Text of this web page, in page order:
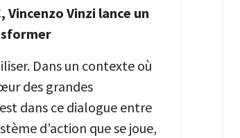
Vincenzo Vinzi lance un
Dans un contexte où
des grandes
dans ce dialogue entre
d’action que se joue,